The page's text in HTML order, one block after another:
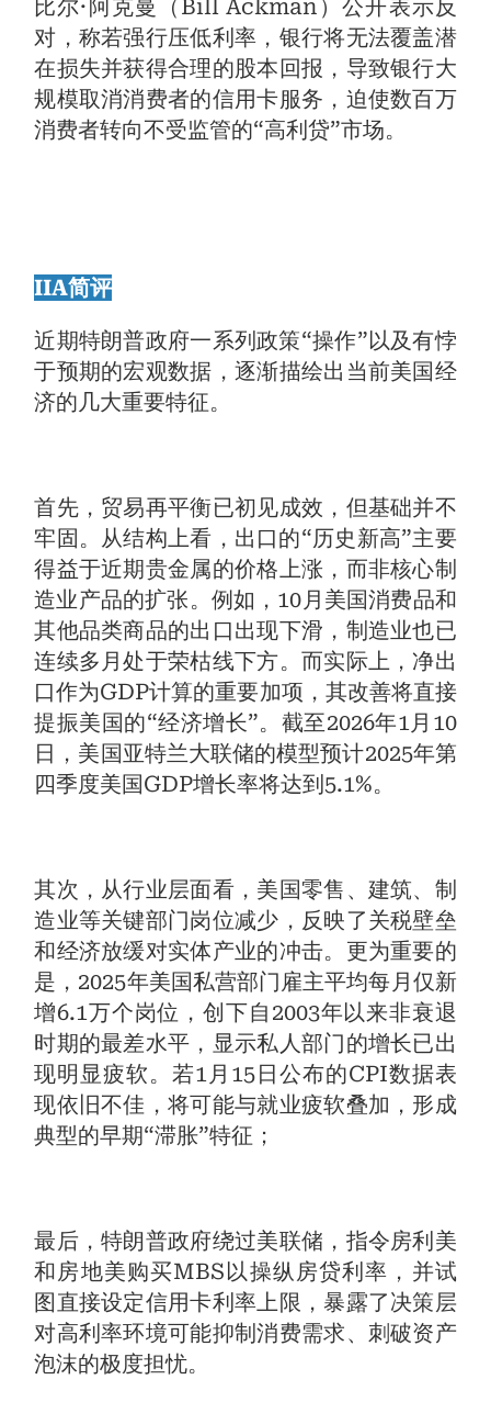
比尔·阿克曼（Bill Ackman）公开表示反
对，称若强行压低利率，银行将无法覆盖潜
在损失并获得合理的股本回报，导致银行大
规模取消消费者的信用卡服务，迫使数百万
消费者转向不受监管的“高利贷”市场。
IIA简评
近期特朗普政府一系列政策“操作”以及有悖
于预期的宏观数据，逐渐描绘出当前美国经
济的几大重要特征。
首先，贸易再平衡已初见成效，但基础并不
牢固。从结构上看，出口的“历史新高”主要
得益于近期贵金属的价格上涨，而非核心制
造业产品的扩张。例如，10月美国消费品和
其他品类商品的出口出现下滑，制造业也已
连续多月处于荣枯线下方。而实际上，净出
口作为GDP计算的重要加项，其改善将直接
提振美国的“经济增长”。截至2026年1月10
日，美国亚特兰大联储的模型预计2025年第
四季度美国GDP增长率将达到5.1%。
其次，从行业层面看，美国零售、建筑、制
造业等关键部门岗位减少，反映了关税壁垒
和经济放缓对实体产业的冲击。更为重要的
是，2025年美国私营部门雇主平均每月仅新
增6.1万个岗位，创下自2003年以来非衰退
时期的最差水平，显示私人部门的增长已出
现明显疲软。若1月15日公布的CPI数据表
现依旧不佳，将可能与就业疲软叠加，形成
典型的早期“滞胀”特征；
最后，特朗普政府绕过美联储，指令房利美
和房地美购买MBS以操纵房贷利率，并试
图直接设定信用卡利率上限，暴露了决策层
对高利率环境可能抑制消费需求、刺破资产
泡沫的极度担忧。